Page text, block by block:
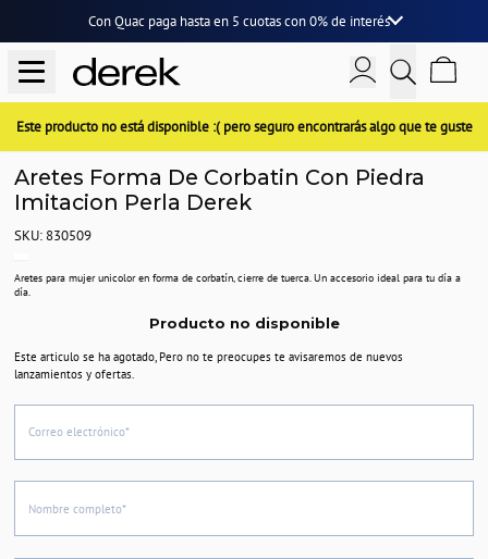
Con Quac paga hasta en 5 cuotascon0% de interés
Este producto no está disponible :( pero seguro encontrarás algo que te guste
Aretes Forma De Corbatin Con Piedra
Imitacion Perla Derek
SKU: 830509
Aretes para mujer unicolor en forma de corbatín, cierre de tuerca. Un accesorio ideal para tu día a
día.
Producto no disponible
Este articulo se ha agotado, Pero no te preocupes te avisaremos de nuevos
lanzamientos y ofertas.
Correo electrónico*
Nombre completo*